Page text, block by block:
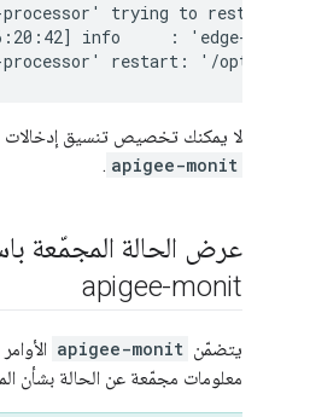
processor' trying to restart
info     : 'edge-
processor' restart: '/opt/
لا يمكنك تخصيص تنسيق
apigee-monit
.
عرض الحالة المجمّعة
apigee-monit
يتضمّن apigee-monit
معلومات مجمّعة عن الحالة بشأن